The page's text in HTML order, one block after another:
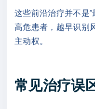
这些前沿治疗并不是
高危患者，越早识别
主动权。
常见治疗误